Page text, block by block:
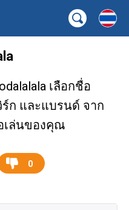
เลือกชื่อ
ร์ก และแบรนด์ จาก
เล่นของคุณ
0